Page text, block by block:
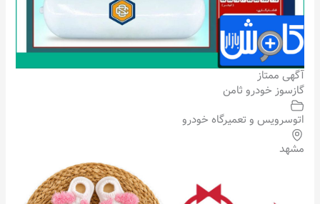
آگهی ممتاز
گازسوز خودرو ثامن
اتوسرویس و تعمیرگاه خودرو
مشهد